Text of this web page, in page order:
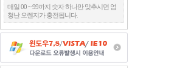
매일 00 ~ 99까지 숫자 하나만 맞추시면 엄
청난 오렌지가 충전됩니다.